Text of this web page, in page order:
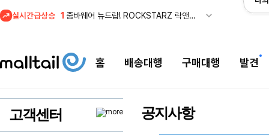
실시간급상승 1
줌바웨어 뉴드랍! ROCKSTARZ 락앤롤 컬렉션 공개
홈 배송대행 구매대행 발견
고객센터 공지사항